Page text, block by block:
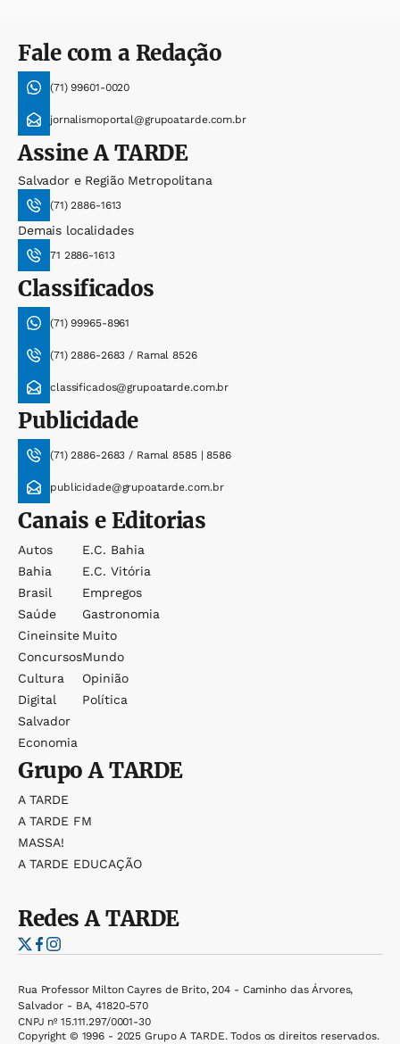
Fale com a Redação
(71) 99601-0020
jornalismoportal@grupoatarde.com.br
AssineA TARDE
Salvador e Região Metropolitana
(71) 2886-1613
Demais localidades
71 2886-1613
Classificados
(71) 99965-8961
(71) 2886-2683 / Ramal 8526
classificados@grupoatarde.com.br
Publicidade
(71) 2886-2683 / Ramal 8585 | 8586
publicidade@grupoatarde.com.br
Canais e Editorias
Autos
Bahia
Brasil
Saúde
Cineinsite
Concursos
Cultura
Digital
Salvador
Economia
E.c. Bahia
E.c. Vitória
Empregos
Gastronomia
Muito
Mundo
Opinião
Política
GrupoA TARDE
A TARDE
A TARDE FM
MASSA!
A TARDE EDUCAÇÃO
RedesA TARDE
Rua Professor Milton Cayres de Brito, 204 - Caminho das Árvores,
Salvador - BA, 41820-570
CNPJ nº 15.111.297/0001-30
Copyright © 1996 - 2025 Grupo A TARDE. Todos os direitos reservados.